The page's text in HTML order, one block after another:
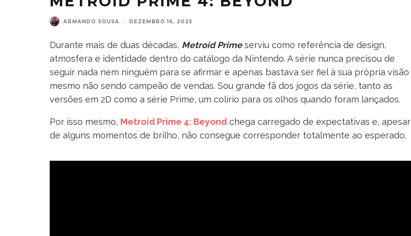
ARMANDO SOUSA · DEZEMBRO 16, 2025
Durante mais de duas décadas, Metroid Primeserviu como referência de design,
atmosfera e identidade dentro do catálogo da Nintendo. A série nunca precisou de
seguir nada nem ninguém para se afirmar e apenas bastava ser fiel à sua própria visão
mesmo não sendo campeão de vendas. Sou grande fã dos jogos da série, tanto as
versões em 2D como a série Prime, um colírio para os olhos quando foram lançados.
Por isso mesmo, Metroid Prime 4: Beyond chega carregado de expectativas e, apesar
de alguns momentos de brilho, não consegue corresponder totalmente ao esperado.